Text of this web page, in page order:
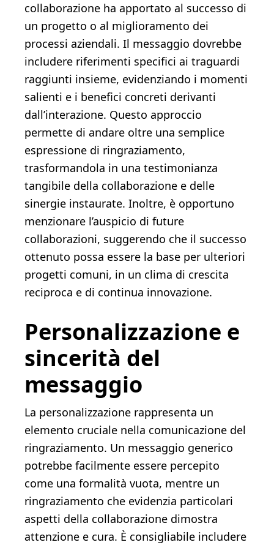
collaborazione ha apportato al successo di
un progetto o al miglioramento dei
processi aziendali. Il messaggio dovrebbe
includere riferimenti specifici ai traguardi
raggiunti insieme, evidenziando i momenti
salienti e i benefici concreti derivanti
dall’interazione. Questo approccio
permette di andare oltre una semplice
espressione di ringraziamento,
trasformandola in una testimonianza
tangibile della collaborazione e delle
sinergie instaurate. Inoltre, è opportuno
menzionare l’auspicio di future
collaborazioni, suggerendo che il successo
ottenuto possa essere la base per ulteriori
progetti comuni, in un clima di crescita
reciproca e di continua innovazione.
Personalizzazione e
sincerità del
messaggio
La personalizzazione rappresenta un
elemento cruciale nella comunicazione del
ringraziamento. Un messaggio generico
potrebbe facilmente essere percepito
come una formalità vuota, mentre un
ringraziamento che evidenzia particolari
aspetti della collaborazione dimostra
attenzione e cura. È consigliabile includere